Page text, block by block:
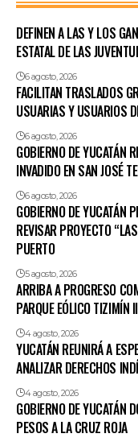
DEFINEN A LAS Y LOS
ESTATAL DE LAS
6 agosto, 2026
FACILITAN TRASLADOS
USUARIAS Y USUARIOS
6 agosto, 2026
GOBIERNO DE YUCATÁN
INVADIDO EN SAN JOSÉ
6 agosto, 2026
GOBIERNO DE YUCATÁN
REVISAR PROYECTO
PUERTO
5 agosto, 2026
ARRIBA A PROGRESO
PARQUE EÓLICO TIZIMÍN II
4 agosto, 2026
YUCATÁN REUNIRÁ A
ANALIZAR DERECHOS
4 agosto, 2026
GOBIERNO DE YUCATÁN
PESOS A LA CRUZ ROJA